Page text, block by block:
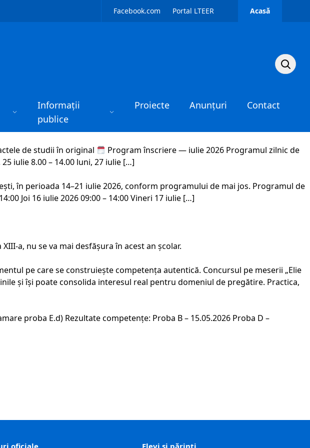
Facebook.com Portal LTEER Acasă
Caută
Informații
publice
Proiecte Anunțuri Contact
de studii în original
Program înscriere — iulie 2026 Programul zilnic de
iulie 8.00 – 14.00 luni, 27 iulie […]
în perioada 14–21 iulie 2026, conform programului de mai jos. Programul de
Joi 16 iulie 2026 09:00 – 14:00 Vineri 17 iulie […]
a, nu se va mai desfășura în acest an școlar.
pe care se construiește competența autentică. Concursul pe meserii „Elie
și își poate consolida interesul real pentru domeniul de pregătire. Practica,
proba E.d) Rezultate competențe: Proba B – 15.05.2026 Proba D –
oficiale Elevi și părinți